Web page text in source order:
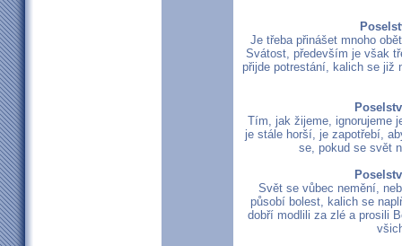
Je třeba přinášet mnoho
Svátost, především je však
přijde potrestání, kalich se již
Tím, jak žijeme, ignorujeme
je stále horší, je zapotřebí,
se, pokud se svět
Svět se vůbec nemění,
působí bolest, kalich se
dobří modlili za zlé a prosili